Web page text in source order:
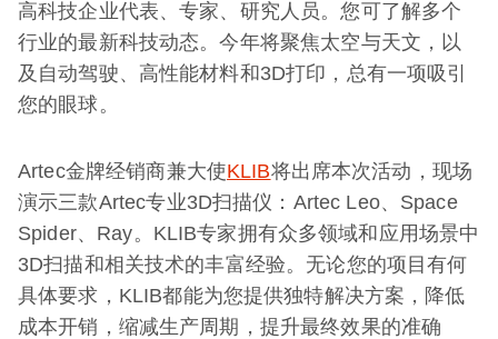
高科技企业代表、专家、研究人员。您可了解多个
行业的最新科技动态。今年将聚焦太空与天文，以
及自动驾驶、高性能材料和3D打印，总有一项吸引
您的眼球。
Artec金牌经销商兼大使KLIB将出席本次活动，现场
演示三款Artec专业3D扫描仪：Artec Leo、Space
Spider、Ray。KLIB专家拥有众多领域和应用场景中
3D扫描和相关技术的丰富经验。无论您的项目有何
具体要求，KLIB都能为您提供独特解决方案，降低
成本开销，缩减生产周期，提升最终效果的准确